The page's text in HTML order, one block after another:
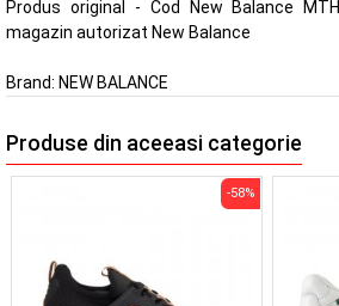
Produs original - Cod New Balance
magazin autorizat New Balance
Brand: NEW BALANCE
Produse din aceeasi categorie
-58%